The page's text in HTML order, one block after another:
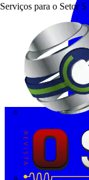
Serviços para o Setor 5